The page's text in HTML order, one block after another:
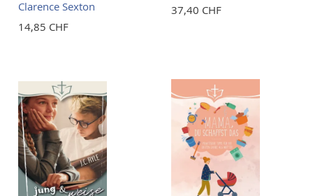
Clarence Sexton
14,85 CHF
37,40 CHF